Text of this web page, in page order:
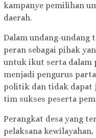
kampanye pemilihan
daerah.
Dalam undang-undang
peran sebagai pihak
untuk ikut serta
menjadi pengurus
politik dan tidak dapat
tim sukses peserta
Perangkat desa yang
pelaksana